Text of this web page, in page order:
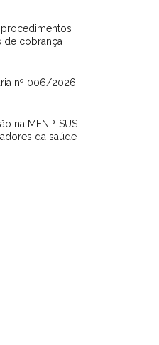
procedimentos
de cobrança
nº 006/2026
na MENP-SUS-
da saúde